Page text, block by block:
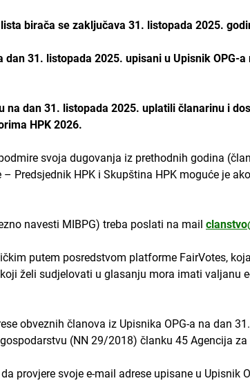
lista birača se zaključava 31. listopada 2025.
dan 31. listopada 2025. upisani u Upisnik OPG-
na dan 31. listopada 2025. uplatili članarinu i
HPK 2026.
svoja dugovanja iz prethodnih godina
Predsjednik HPK i Skupština HPK moguće je
navesti MIBPG) treba poslati na mail
putem posredstvom platforme FairVotes,
želi sudjelovati u glasanju mora imati valjanu
obveznih članova iz Upisnika OPG-a na dan
(NN 29/2018) članku 45 Agencija
provjere svoje e-mail adrese upisane u Upisnik